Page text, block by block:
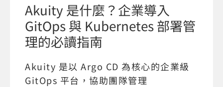
Akuity 是什麼？企業導入
GitOps 與 Kubernetes 部署管
理的必讀指南
Akuity 是以 Argo CD 為核心的企業級
GitOps 平台，協助團隊管理